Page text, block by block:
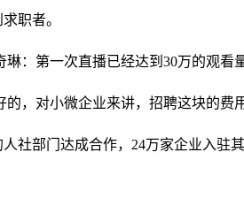
职者。
：第一次直播已经达到30万的观
，对小微企业来讲，招聘这块的费
社部门达成合作，24万家企业入驻